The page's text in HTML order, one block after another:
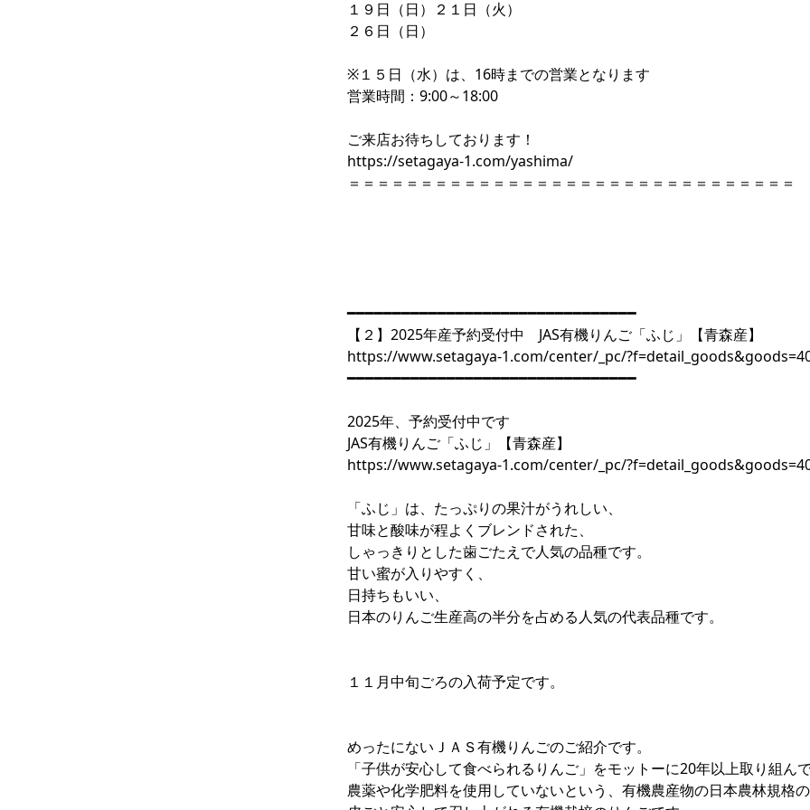
１９日（日）２１日（火）
２６日（日）
※１５日（水）は、16時までの営業となります
営業時間：9:00～18:00
ご来店お待ちしております！
https://setagaya-1.com/yashima/
＝＝＝＝＝＝＝＝＝＝＝＝＝＝＝＝＝＝＝＝＝＝＝＝＝＝＝＝＝＝＝
━━━━━━━━━━━━━━━━━━━━━━━━━━━━━━━━
【２】2025年産予約受付中 JAS有機りんご「ふじ」【青森産】
https://www.setagaya-1.com/center/_pc/
━━━━━━━━━━━━━━━━━━━━━━━━━━━━━━━━
2025年、予約受付中です
JAS有機りんご「ふじ」【青森産】
https://www.setagaya-1.com/center/_pc/
「ふじ」は、たっぷりの果汁がうれしい、
甘味と酸味が程よくブレンドされた、
しゃっきりとした歯ごたえで人気の品種です。
甘い蜜が入りやすく、
日持ちもいい、
日本のりんご生産高の半分を占める人気の代表品種です。
１１月中旬ごろの入荷予定です。
めったにないＪＡＳ有機りんごのご紹介です。
「子供が安心して食べられるりんご」をモットーに20年以上取り組ん
農薬や化学肥料を使用していないという、有機農産物の日本農林規格